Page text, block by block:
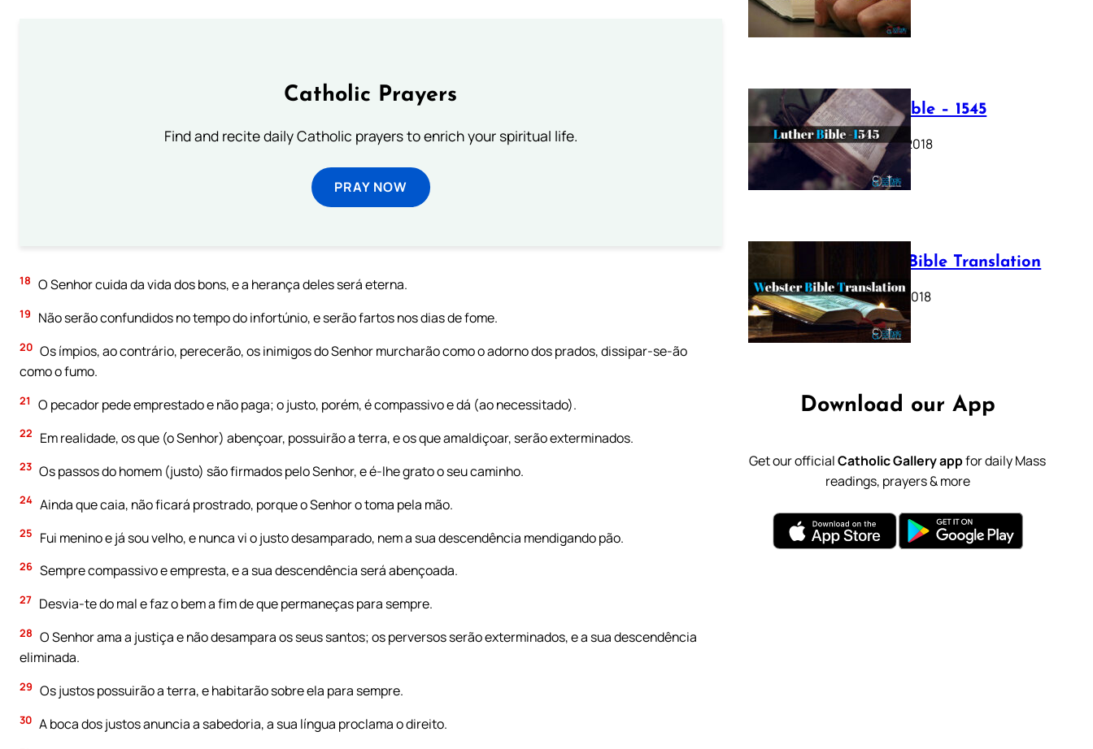
Catholic Prayers
Find and recite daily Catholic prayers to enrich your spiritual life.
PRAY NOW
18 O Senhor cuida da vida dos bons, e a herança deles será eterna.
19 Não serão confundidos no tempo do infortúnio, e serão fartos nos dias de fome.
20 Os ímpios, ao contrário, perecerão, os inimigos do Senhor murcharão como o adorno dos prados, dissipar-se-ão
como o fumo.
21 O pecador pede emprestado e não paga; o justo, porém, é compassivo e dá (ao necessitado).
22 Em realidade, os que (o Senhor) abençoar, possuirão a terra, e os que amaldiçoar, serão exterminados.
23 Os passos do homem (justo) são firmados pelo Senhor, e é-lhe grato o seu caminho.
24 Ainda que caia, não ficará prostrado, porque o Senhor o toma pela mão.
25 Fui menino e já sou velho, e nunca vi o justo desamparado, nem a sua descendência mendigando pão.
26 Sempre compassivo e empresta, e a sua descendência será abençoada.
27 Desvia-te do mal e faz o bem a fim de que permaneças para sempre.
28 O Senhor ama a justiça e não desampara os seus santos; os perversos serão exterminados, e a sua descendência
eliminada.
29 Os justos possuirão a terra, e habitarão sobre ela para sempre.
30 A boca dos justos anuncia a sabedoria, a sua língua proclama o direito.
July 12, 2025
Luther Bible – 1545
October 17, 2018
Webster Bible Translation
October 11, 2018
Download our App
Get our officialCatholic Gallery appfor daily Mass
readings, prayers & more